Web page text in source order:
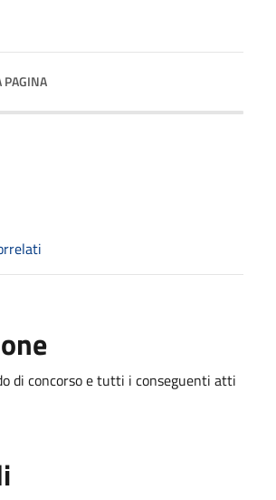
PAGINA
di concorso e tutti i conseguenti atti